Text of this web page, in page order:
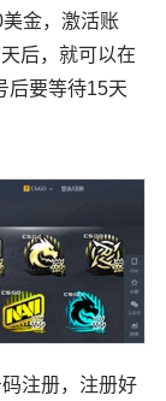
金，激活账
后，就可以在
后要等待15天
注册，注册好